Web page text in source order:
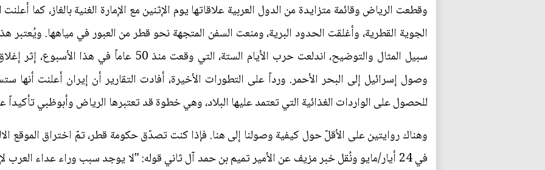
وقطعت الرياض وقائمة متزايدة من الدول العربية علاقاتها يوم الإثنين مع الإمارة الغنية بالغاز، كما
الجوية القطرية، وأغلقت الحدود البرية، ومنعت السفن المتجهة نحو قطر من العبور في مياهها. ويُعتبر
سبيل المثال والتوضيح، اندلعت حرب الأيام الستة، التي
وصول إسرائيل إلى البحر الأحمر. ورداً على التطورات الأخيرة، أفادت التقارير أن إيران أعلنت أنها
للحصول على الواردات الغذائية التي تعتمد عليها البلاد، وهي خطوة قد تعتبرها الرياض وأبوظبي
وهناك روايتين على الأقلّ حول كيفية وصولنا إلى هنا. فإذا كنت تصدّق حكومة قطر، تمّ اختراق الموقع
في 24 أيار/مايو ونُقل خبر مزيف عن الأمير تميم بن حمد آل ثاني قوله: "لا يوجد سبب وراء عداء